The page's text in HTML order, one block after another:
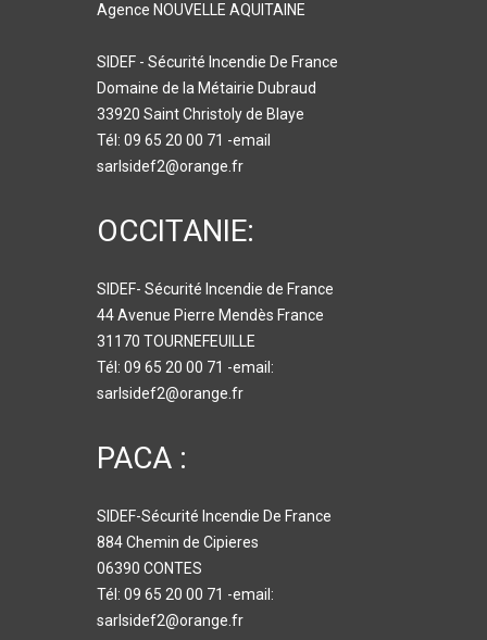
Agence NOUVELLE AQUITAINE
SIDEF - Sécurité Incendie De France
Domaine de la Métairie Dubraud
33920 Saint Christoly de Blaye
Tél: 09 65 20 00 71 -email
sarlsidef2@orange.fr
OCCITANIE:
SIDEF- Sécurité Incendie de France
44 Avenue Pierre Mendès France
31170 TOURNEFEUILLE
Tél: 09 65 20 00 71 -email:
sarlsidef2@orange.fr
PACA :
SIDEF-Sécurité Incendie De France
884 Chemin de Cipieres
06390 CONTES
Tél: 09 65 20 00 71 -email:
sarlsidef2@orange.fr